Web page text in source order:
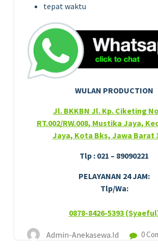
tepat waktu
WULAN PRODUCTION
Jl. BKKBN Jl. Kp. Ciketing
RT.002/RW.008, Mustika Jaya,
Jaya, Kota Bks, Jawa Barat
Tlp : 021 – 89090221
PELAYANAN 24 JAM:
Tlp/Wa:
0878-8426-5393
Admin-Anekasewa.id 0